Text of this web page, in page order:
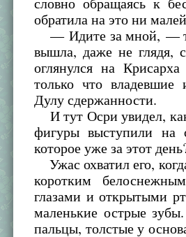
обратила на это ни
— Идите за мной, —
вышла, даже не глядя,
оглянулся на
только что
Дулу сдержанности.
И тут Осри увидел,
фигуры выступили
которое уже за этот
Ужас охватил его,
коротким
глазами и открытыми
маленькие острые
пальцы, толстые у